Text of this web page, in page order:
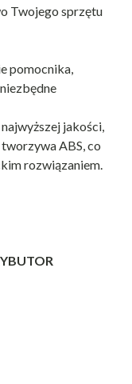
Twojego sprzętu
pomocnika,
jakości,
ABS, co
rozwiązaniem.